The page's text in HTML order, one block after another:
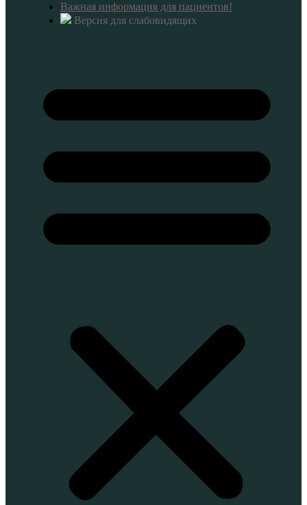
Важная информация для пациентов!
Версия для слабовидящих